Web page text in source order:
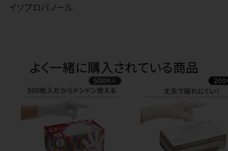
イソプロパノール
よく一緒に購入されている商品